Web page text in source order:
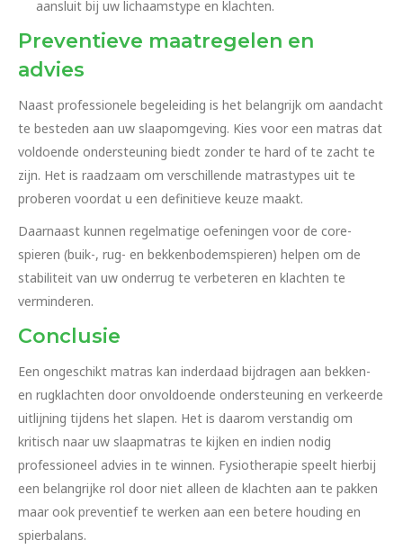
aansluit bij uw lichaamstype en klachten.
Preventieve maatregelen en
advies
Naast professionele begeleiding is het belangrijk om aandacht
te besteden aan uw slaapomgeving. Kies voor een matras dat
voldoende ondersteuning biedt zonder te hard of te zacht te
zijn. Het is raadzaam om verschillende matrastypes uit te
proberen voordat u een definitieve keuze maakt.
Daarnaast kunnen regelmatige oefeningen voor de core-
spieren (buik-, rug- en bekkenbodemspieren) helpen om de
stabiliteit van uw onderrug te verbeteren en klachten te
verminderen.
Conclusie
Een ongeschikt matras kan inderdaad bijdragen aan bekken-
en rugklachten door onvoldoende ondersteuning en verkeerde
uitlijning tijdens het slapen. Het is daarom verstandig om
kritisch naar uw slaapmatras te kijken en indien nodig
professioneel advies in te winnen. Fysiotherapie speelt hierbij
een belangrijke rol door niet alleen de klachten aan te pakken
maar ook preventief te werken aan een betere houding en
spierbalans.